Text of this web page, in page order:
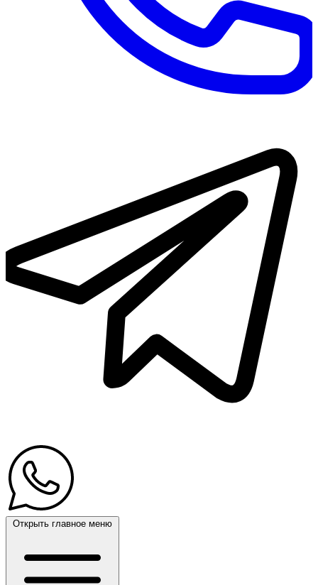
Открыть главное меню